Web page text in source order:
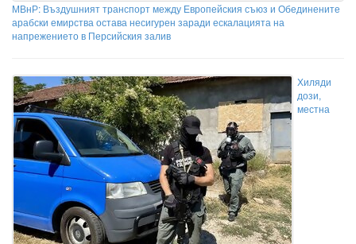
МВнР: Въздушният транспорт между Европейския съюз и Обединените
арабски емирства остава несигурен заради ескалацията на
напрежението в Персийския залив
Хиляди
дози,
местна